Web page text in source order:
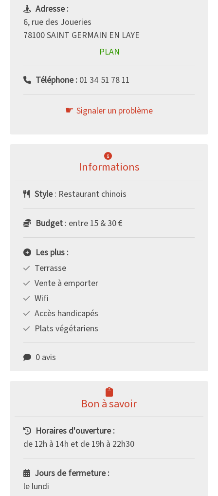
Adresse :
6, rue des Joueries
78100 SAINT GERMAIN EN LAYE
PLAN
Téléphone : 01 34 51 78 11
Signaler un problème
Informations
Style : Restaurant chinois
Budget : entre 15 & 30 €
Les plus :
Terrasse
Vente à emporter
Wifi
Accès handicapés
Plats végétariens
0 avis
Bon à savoir
Horaires d'ouverture :
de 12h à 14h et de 19h à 22h30
Jours de fermeture :
le lundi